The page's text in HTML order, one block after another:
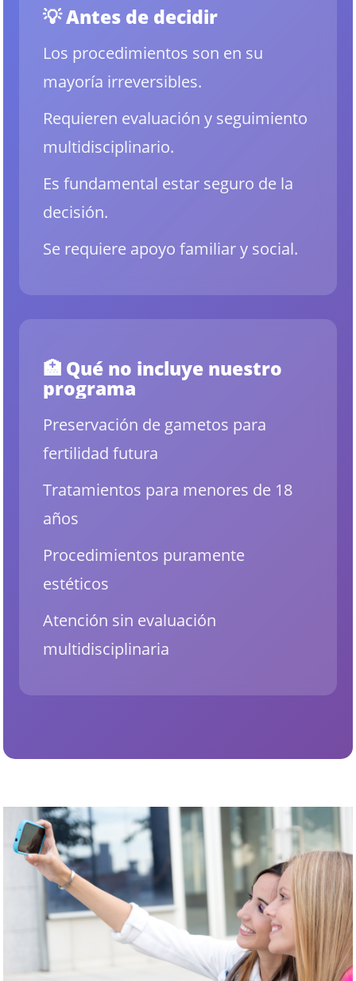
💡 Antes de decidir
Los procedimientos son en su
mayoría irreversibles.
Requieren evaluación y seguimiento
multidisciplinario.
Es fundamental estar seguro de la
decisión.
Se requiere apoyo familiar y social.
🏥 Qué no incluye nuestro
programa
Preservación de gametos para
fertilidad futura
Tratamientos para menores de 18
años
Procedimientos puramente
estéticos
Atención sin evaluación
multidisciplinaria